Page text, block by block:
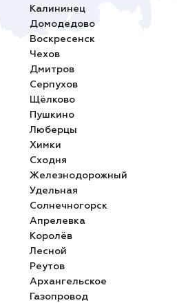
Калининец
Домодедово
Воскресенск
Чехов
Дмитров
Серпухов
Щёлково
Пушкино
Люберцы
Химки
Сходня
Железнодорожный
Удельная
Солнечногорск
Апрелевка
Королёв
Лесной
Реутов
Архангельское
Газопровод